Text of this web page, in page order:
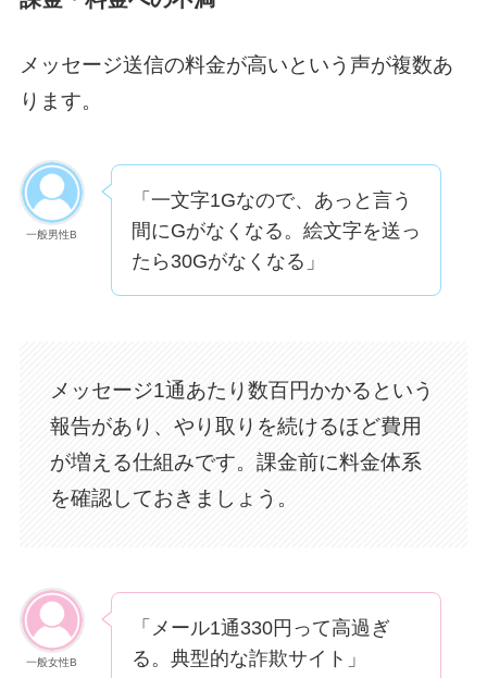
メッセージ送信の料金が高いという声が複数あ
ります。
一般男性B
「一文字1Gなので、あっと言う
間にGがなくなる。絵文字を送っ
たら30Gがなくなる」
メッセージ1通あたり数百円かかるという
報告があり、やり取りを続けるほど費用
が増える仕組みです。課金前に料金体系
を確認しておきましょう。
一般女性B
「メール1通330円って高過ぎ
る。典型的な詐欺サイト」